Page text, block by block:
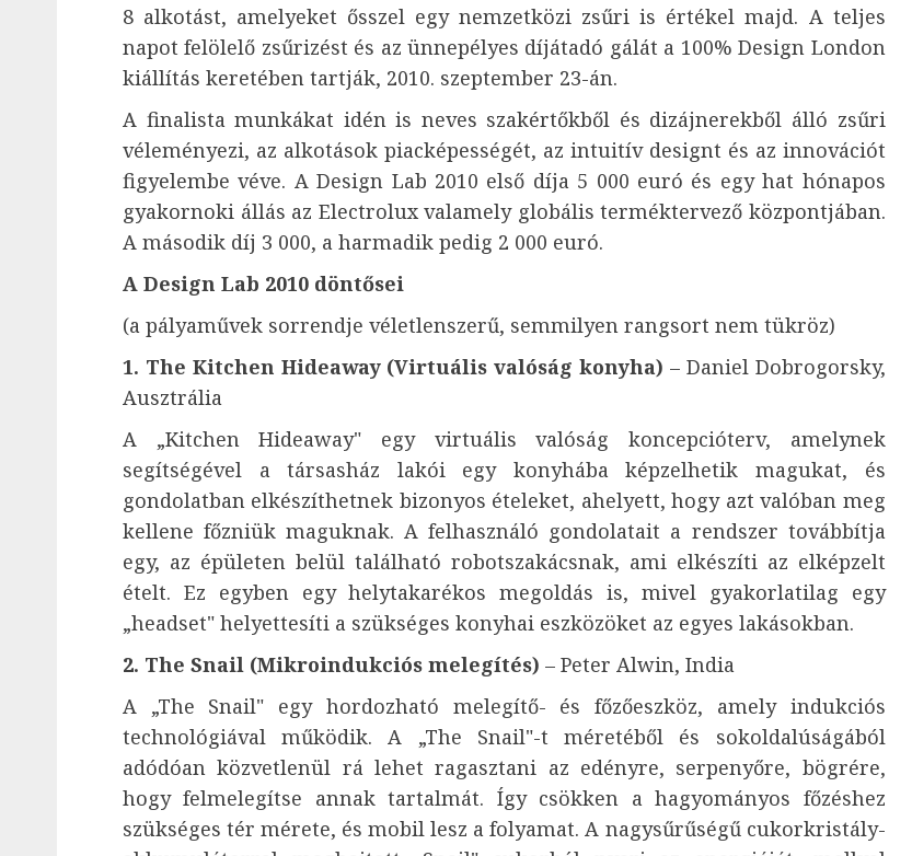
8 alkotást, amelyeket ősszel egy nemzetközi zsűri is értékel majd. A teljes
napot felölelő zsűrizést és az ünnepélyes díjátadó gálát a 100% Design London
kiállítás keretében tartják, 2010. szeptember 23-án.
A finalista munkákat idén is neves szakértőkből és dizájnerekből álló zsűri
véleményezi, az alkotások piacképességét, az intuitív designt és az innovációt
figyelembe véve. A Design Lab 2010 első díja 5 000 euró és egy hat hónapos
gyakornoki állás az Electrolux valamely globális terméktervező központjában.
A második díj 3 000, a harmadik pedig 2 000 euró.
A Design Lab 2010 döntősei
(a pályaművek sorrendje véletlenszerű, semmilyen rangsort nem tükröz)
1. The Kitchen Hideaway (Virtuális valóság konyha) – Daniel Dobrogorsky,
Ausztrália
A „Kitchen Hideaway" egy virtuális valóság koncepcióterv, amelynek
segítségével a társasház lakói egy konyhába képzelhetik magukat, és
gondolatban elkészíthetnek bizonyos ételeket, ahelyett, hogy azt valóban meg
kellene főzniük maguknak. A felhasználó gondolatait a rendszer továbbítja
egy, az épületen belül található robotszakácsnak, ami elkészíti az elképzelt
ételt. Ez egyben egy helytakarékos megoldás is, mivel gyakorlatilag egy
„headset" helyettesíti a szükséges konyhai eszközöket az egyes lakásokban.
2. The Snail (Mikroindukciós melegítés) – Peter Alwin, India
A „The Snail" egy hordozható melegítő- és főzőeszköz, amely indukciós
technológiával működik. A „The Snail"-t méretéből és sokoldalúságából
adódóan közvetlenül rá lehet ragasztani az edényre, serpenyőre, bögrére,
hogy felmelegítse annak tartalmát. Így csökken a hagyományos főzéshez
szükséges tér mérete, és mobil lesz a folyamat. A nagysűrűségű cukorkristály-